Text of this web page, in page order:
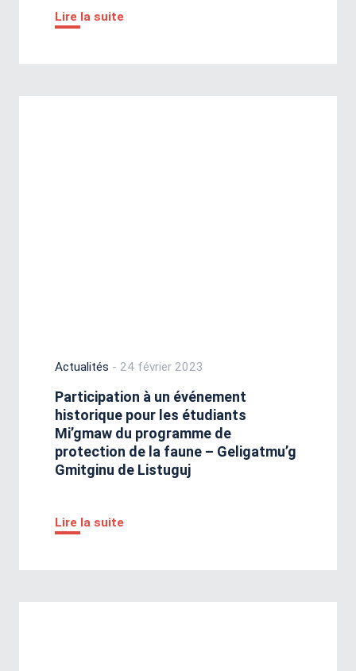
Lire la suite
Actualités - 24 février 2023
Participation à un événement
historique pour les étudiants
Mi’gmaw du programme de
protection de la faune – Geligatmu’g
Gmitginu de Listuguj
Lire la suite